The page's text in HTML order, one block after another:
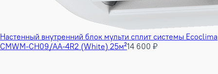
Настенный внутренний блок мульти сплит системы Ecoclima
CMWM-CH09/AA-4R2 (White) 25м²14 600 ₽